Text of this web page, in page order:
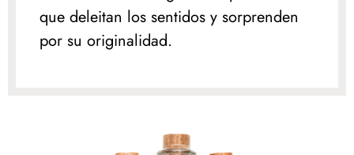
que deleitan los sentidos y sorprenden
por su originalidad.